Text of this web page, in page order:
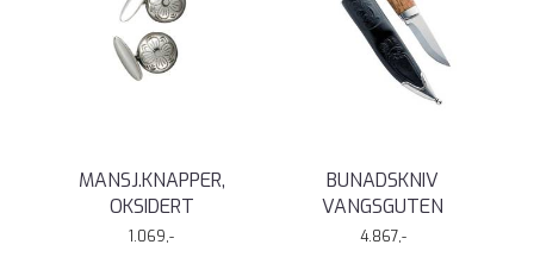
MANSJ.KNAPPER,
OKSIDERT
1.069,-
BUNADSKNIV
VANGSGUTEN
4.867,-